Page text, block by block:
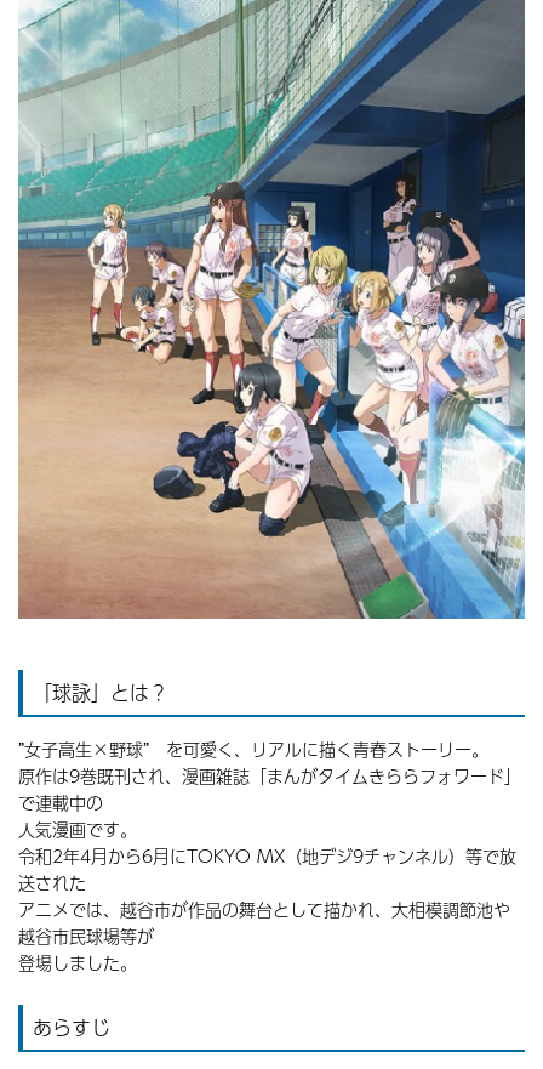
「球詠」とは？
”女子高生×野球” を可愛く、リアルに描く青春ストーリー。
原作は9巻既刊され、漫画雑誌「まんがタイムきららフォワード」
で連載中の
人気漫画です。
令和2年4月から6月にTOKYO MX（地デジ9チャンネル）等で放
送された
アニメでは、越谷市が作品の舞台として描かれ、大相模調節池や
越谷市民球場等が
登場しました。
あらすじ